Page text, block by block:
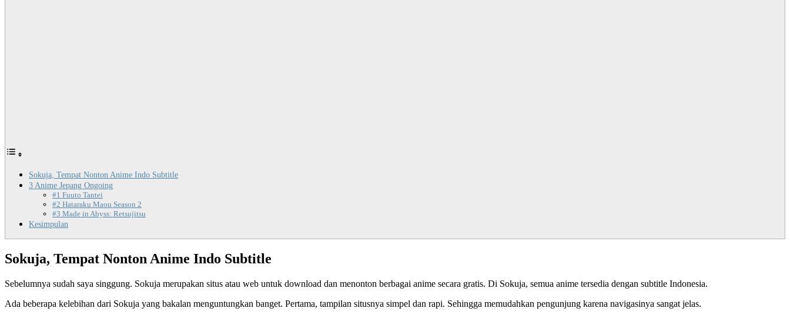
Sokuja, Tempat Nonton Anime Indo Subtitle
3 Anime Jepang Ongoing
#1 Fuuto Tantei
#2 Hataraku Maou Season 2
#3 Made in Abyss: Retsujitsu
Kesimpulan
Sokuja, Tempat Nonton Anime Indo Subtitle
Sebelumnya sudah saya singgung. Sokuja merupakan situs atau web untuk download dan menonton berbagai anime secara gratis. Di Sokuja, semua anime tersedia dengan subtitle Indonesia.
Ada beberapa kelebihan dari Sokuja yang bakalan menguntungkan banget. Pertama, tampilan situsnya simpel dan rapi. Sehingga memudahkan pengunjung karena navigasinya sangat jelas.